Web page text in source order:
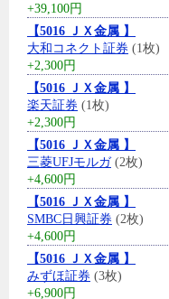
+39,100円
【5016 ＪＸ金属 】
大和コネクト証券 (1枚)
+2,300円
【5016 ＪＸ金属 】
楽天証券 (1枚)
+2,300円
【5016 ＪＸ金属 】
三菱UFJモルガ(2枚)
+4,600円
【5016 ＪＸ金属 】
SMBC日興証券 (2枚)
+4,600円
【5016 ＪＸ金属 】
みずほ証券 (3枚)
+6,900円